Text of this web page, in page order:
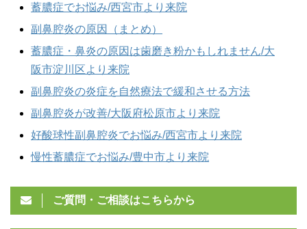
蓄膿症でお悩み/西宮市より来院
副鼻腔炎の原因（まとめ）
蓄膿症・鼻炎の原因は歯磨き粉かもしれません/大
阪市淀川区より来院
副鼻腔炎の炎症を自然療法で緩和させる方法
副鼻腔炎が改善/大阪府松原市より来院
好酸球性副鼻腔炎でお悩み/西宮市より来院
慢性蓄膿症でお悩み/豊中市より来院
ご質問・ご相談はこちらから